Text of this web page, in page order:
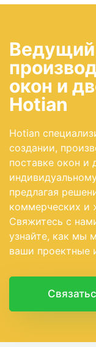
Ведущий
окон и
Hotian
Hotian
создании,
поставке окон и
предлагая
коммерческих и
Свяжитесь с
узнайте, как мы
ваши проектные